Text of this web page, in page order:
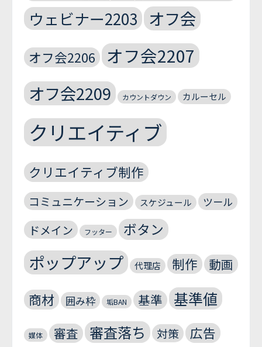
ウェビナー2203 オフ会
オフ会2206 オフ会2207
オフ会2209 カウントダウン カルーセル
クリエイティブ
クリエイティブ制作
コミュニケーション スケジュール ツール
ドメイン フッター ボタン
ポップアップ 代理店 制作 動画
商材 囲み枠 垢BAN 基準 基準値
媒体 審査 審査落ち 対策 広告